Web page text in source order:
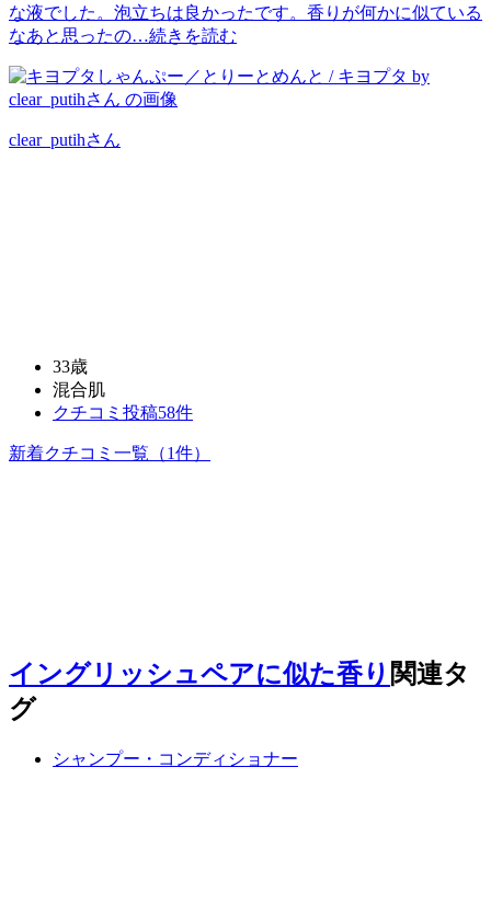
な液でした。泡立ちは良かったです。香りが何かに似ている
なあと思ったの…続きを読む
clear_putihさん
33歳
混合肌
クチコミ投稿58件
新着クチコミ一覧 （1件）
イングリッシュペアに似た香り 関連タ
グ
シャンプー・コンディショナー